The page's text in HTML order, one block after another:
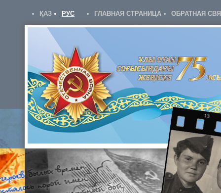
ҚАЗ РУС ГЛАВНАЯ СТРАНИЦА ОБРАТНАЯ